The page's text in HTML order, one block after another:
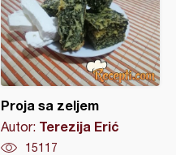
Proja sa zeljem
Autor: Terezija Erić
15117